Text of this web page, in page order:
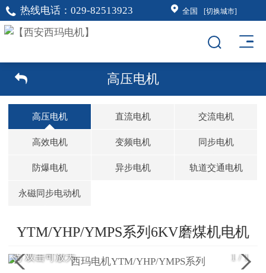
热线电话： 029-82513923 全国 [切换城市]
高压电机
高压电机 直流电机 交流电机
高效电机 变频电机 同步电机
防爆电机 异步电机 轨道交通电机
永磁同步电动机
YTM/YHP/YMPS系列6KV磨煤机电机
1 /1
双击可放大